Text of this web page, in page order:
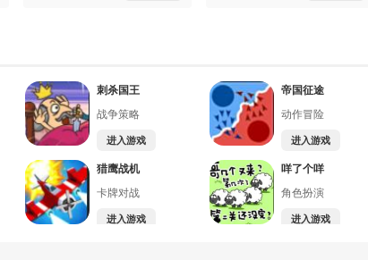
刺杀国王
战争策略
进入游戏
帝国征途
动作冒险
进入游戏
猎鹰战机
卡牌对战
进入游戏
咩了个咩
角色扮演
进入游戏